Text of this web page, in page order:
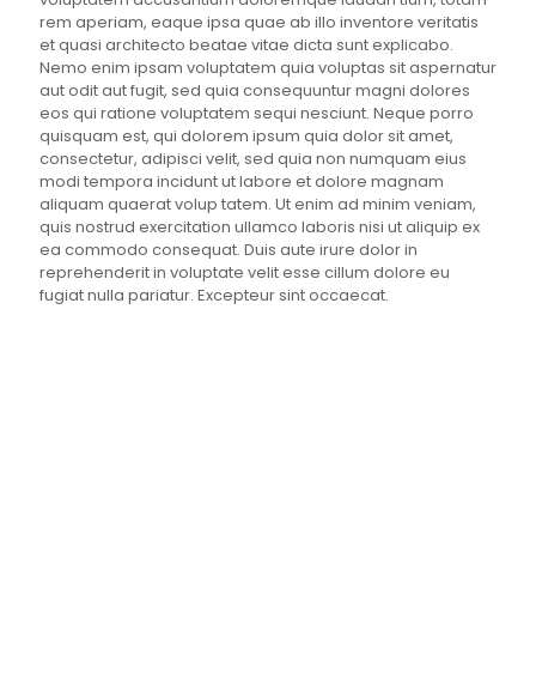
rem aperiam, eaque ipsa quae ab illo inventore veritatis
et quasi architecto beatae vitae dicta sunt explicabo.
Nemo enim ipsam voluptatem quia voluptas sit aspernatur
aut odit aut fugit, sed quia consequuntur magni dolores
eos qui ratione voluptatem sequi nesciunt. Neque porro
quisquam est, qui dolorem ipsum quia dolor sit amet,
consectetur, adipisci velit, sed quia non numquam eius
modi tempora incidunt ut labore et dolore magnam
aliquam quaerat volup tatem. Ut enim ad minim veniam,
quis nostrud exercitation ullamco laboris nisi ut aliquip ex
ea commodo consequat. Duis aute irure dolor in
reprehenderit in voluptate velit esse cillum dolore eu
fugiat nulla pariatur. Excepteur sint occaecat.